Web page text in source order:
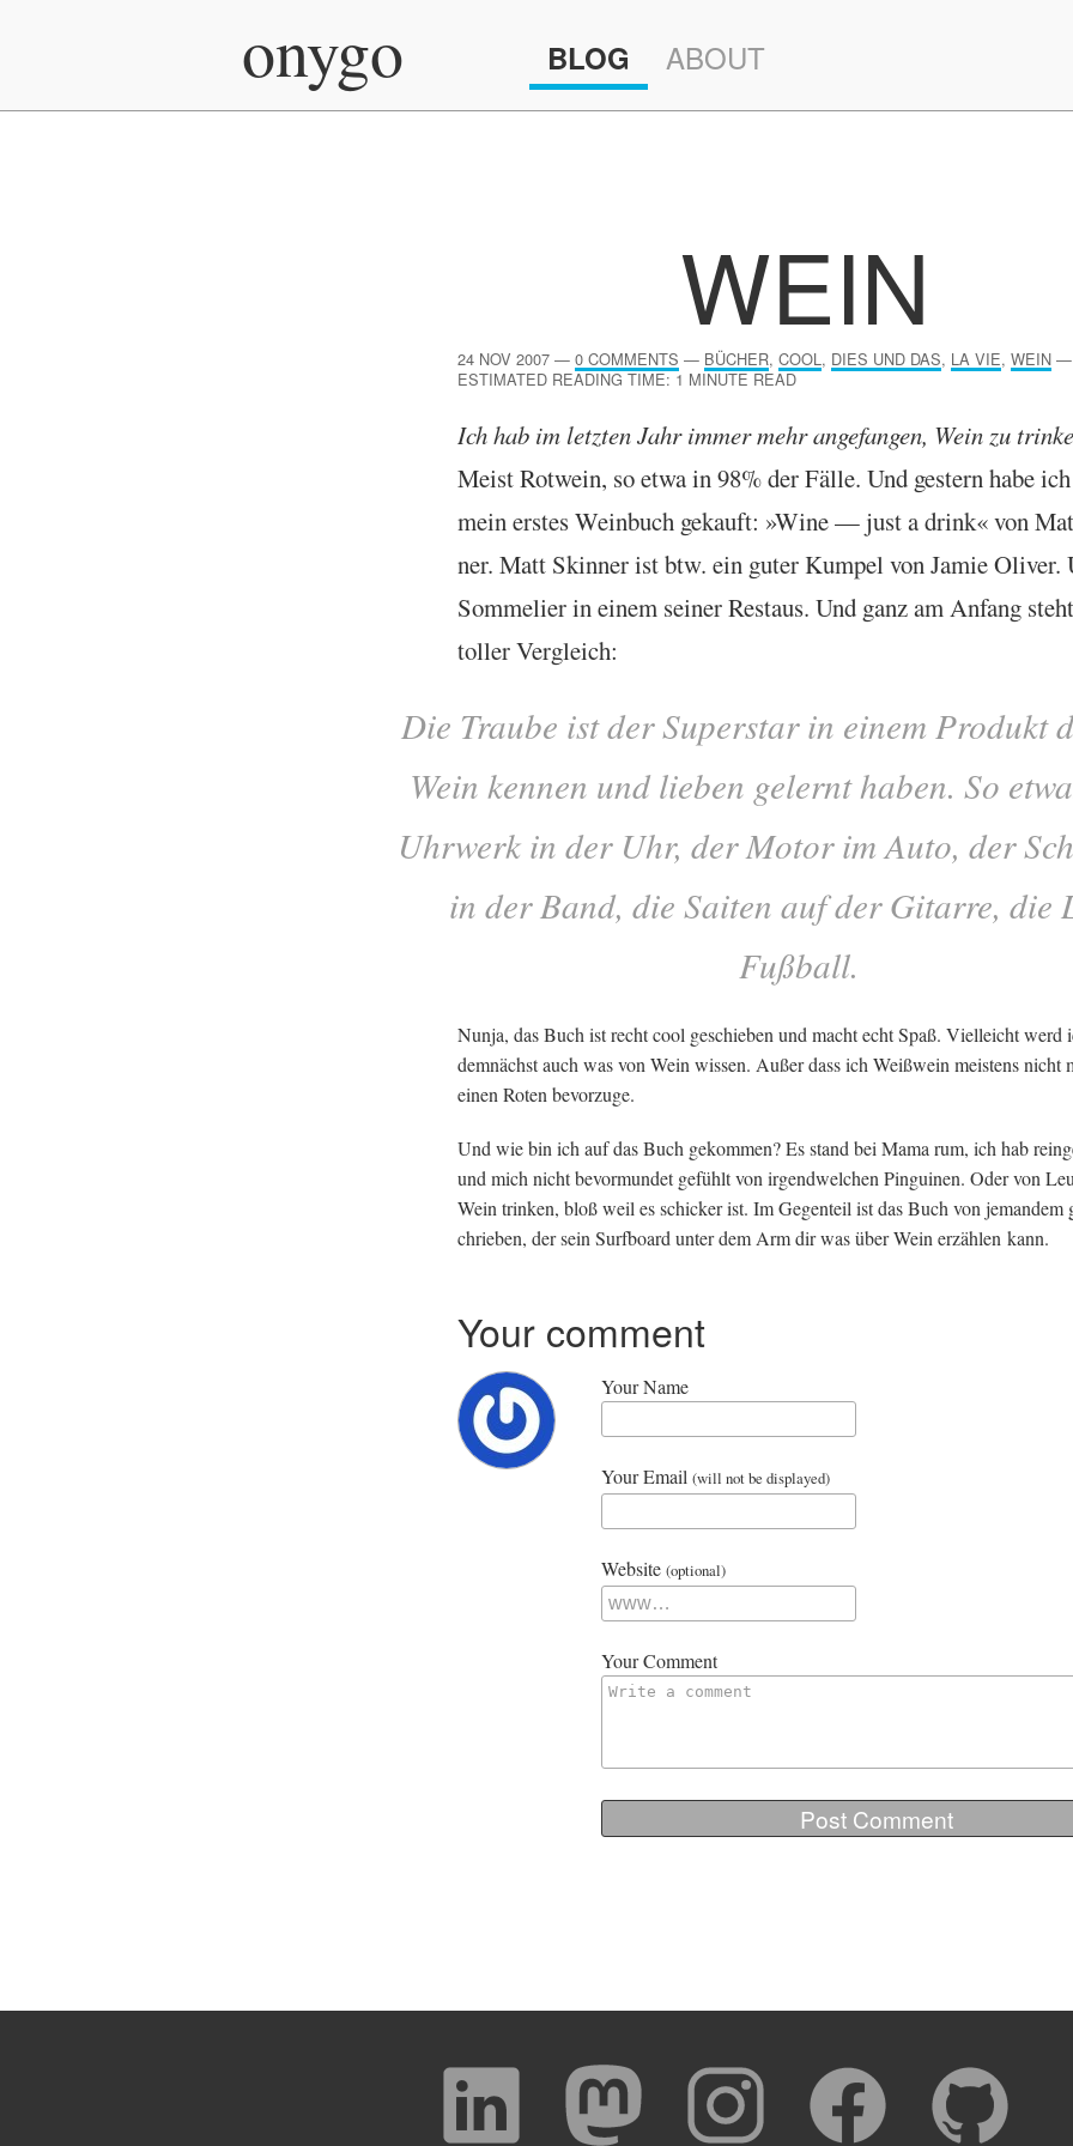
onygo BLOG ABOUT
WEIN
24 NOV 2007 — 0 COMMENTS — BÜCHER, COOL, DIES UND DAS, LA VIE, WEIN —
ESTIMATED READING TIME: 1 MINUTE READ
Ich hab im let­zten Jahr immer mehr ange­fan­gen, Wein zu
Meist Rot­wein, so etwa in 98% der Fälle. Und gestern habe
mein erstes Wein­buch gekauft: »Wine — just a drink« von
ner. Matt Skin­ner ist btw. ein guter Kumpel von Jam­ie Oliv­er.
Som­meli­er in einem sein­er Res­taus. Und ganz am Anfang
toller Vergleich:
Die Traube ist der Super­star in einem Produkt
Wein kennen und lieben gel­ernt haben. So
Uhr­werk in der Uhr, der Motor im Auto, der
in der Band, die Saiten auf der Gitarre, die
Fußball.
Nunja, das Buch ist recht cool geschieben und macht echt Spaß. Viel­leicht werd
dem­nächst auch was von Wein wis­sen. Außer dass ich Weiß­wein meistens nicht
ein­en Roten bevorzuge.
Und wie bin ich auf das Buch gekom­men? Es stand bei Mama rum, ich hab
und mich nicht bevor­mun­det gefühlt von irgendwelchen Pin­guin­en. Oder von
Wein trinken, bloß weil es schick­er ist. Im Gegen­teil ist das Buch von jeman­dem
chrieben, der sein Surf­board unter dem Arm dir was über Wein erzäh­len kann.
Your comment
Your Name
Your Email (will not be displayed)
Website (optional)
Your Comment